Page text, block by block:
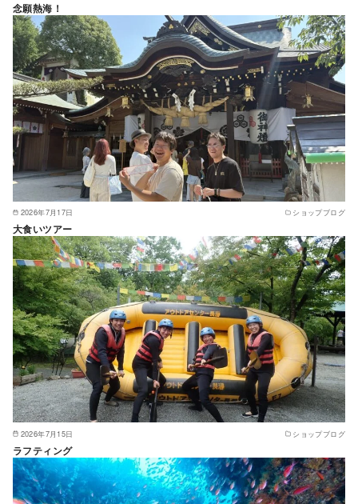
念願熱海！
2026年7月17日 ショップブログ
大食いツアー
2026年7月15日 ショップブログ
ラフティング